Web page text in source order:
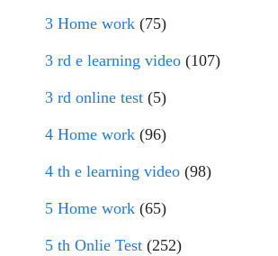
3 Home work (75)
3 rd e learning video (107)
3 rd online test (5)
4 Home work (96)
4 th e learning video (98)
5 Home work (65)
5 th Onlie Test (252)